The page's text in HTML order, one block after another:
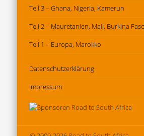
Teil 3 – Ghana, Nigeria, Kamerun
Teil 2 – Mauretanien, Mali, Burkina
Teil 1 – Europa, Marokko
Datenschutz­erklärung
Impressum